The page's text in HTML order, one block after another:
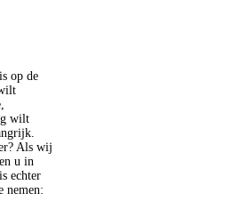
op de
wilt
Als wij
u in
echter
nemen: